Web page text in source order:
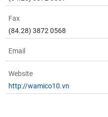
Fax
(84.28) 3872 0568
Email
Website
http://wamico10.vn